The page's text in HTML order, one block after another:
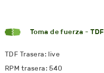
Toma de fuerza - TDF
TDF Trasera: live
RPM trasera: 540